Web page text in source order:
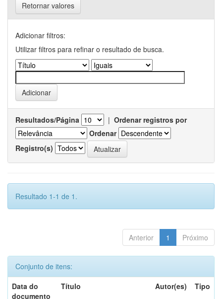
Retornar valores
Adicionar filtros:
Utilizar filtros para refinar o resultado de busca.
Resultados/Página | Ordenar registros por
Ordenar
Registro(s)
Resultado 1-1 de 1.
Anterior 1 Próximo
Conjunto de itens:
Data do
documento
Título Autor(es) Tipo